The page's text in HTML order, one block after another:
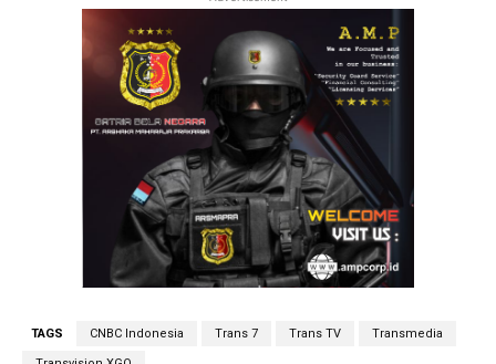
TAGS CNBC Indonesia Trans 7 Trans TV Transmedia